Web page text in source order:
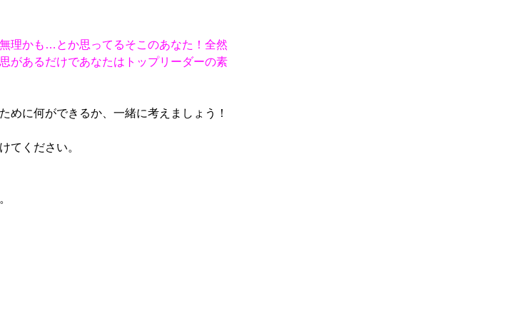
理かも…とか思ってるそこのあなた！全然
があるだけであなたはトップリーダーの素
めに何ができるか、一緒に考えましょう！
てください。